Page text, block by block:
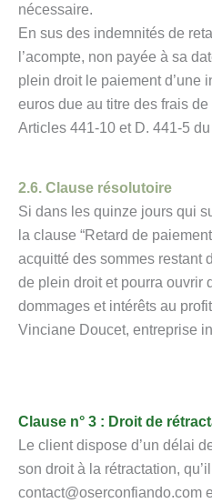
nécessaire.
En sus des indemnités de
l’acompte, non payée à sa
plein droit le paiement d’une
euros due au titre des frais
Articles 441-10 et D. 441-5
2.6. Clause résolutoire
Si dans les quinze jours qui
la clause “Retard de
acquitté des sommes restant
de plein droit et pourra ouvrir
dommages et intérêts au
Vinciane Doucet, entreprise
Clause n° 3 : Droit de
Le client dispose d’un délai
son droit à la rétractation,
contact@oserconfiando.com